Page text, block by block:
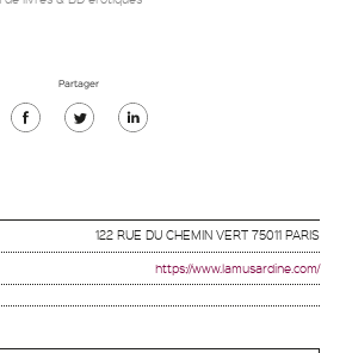
Partager
Partager
Partager
122 RUE DU CHEMIN VERT 75011 PARIS
https://www.lamusardine.com/